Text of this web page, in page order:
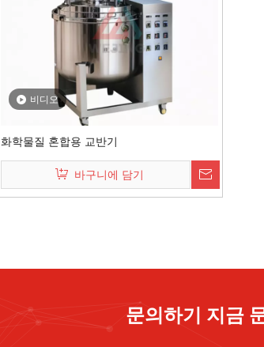
비디오
화학물질 혼합용 교반기
바구니에 담기
문의하기 지금